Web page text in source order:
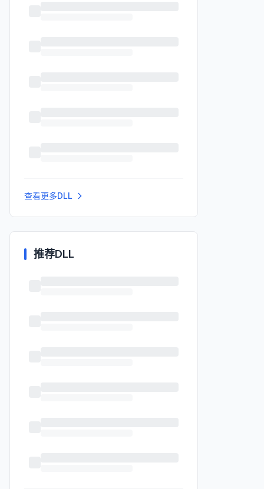
查看更多DLL
推荐DLL